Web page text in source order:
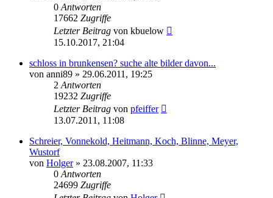
0 Antworten
17662 Zugriffe
Letzter Beitrag von kbuelow
15.10.2017, 21:04
schloss in brunkensen? suche alte bilder davon...
von anni89 » 29.06.2011, 19:25
2 Antworten
19232 Zugriffe
Letzter Beitrag von pfeiffer
13.07.2011, 11:08
Schreier, Vonnekold, Heitmann, Koch, Blinne, Meyer,
Wustorf
von Holger» 23.08.2007, 11:33
0 Antworten
24699 Zugriffe